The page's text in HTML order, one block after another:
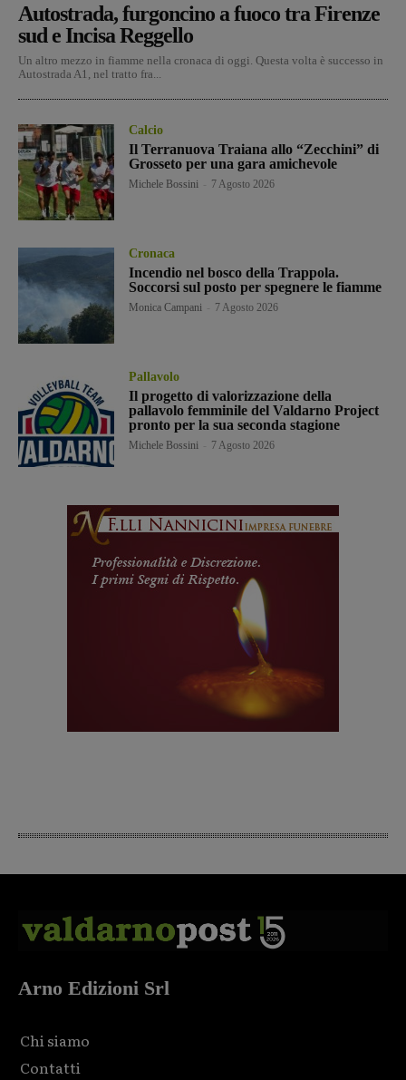
Autostrada, furgoncino a fuoco tra Firenze
sud e Incisa Reggello
Un altro mezzo in fiamme nella cronaca di oggi. Questa volta è successo in
Autostrada A1, nel tratto fra...
Calcio
Il Terranuova Traiana allo “Zecchini” di
Grosseto per una gara amichevole
Michele Bossini 7 Agosto 2026
Cronaca
Incendio nel bosco della Trappola.
Soccorsi sul posto per spegnere le fiamme
Monica Campani 7 Agosto 2026
Pallavolo
Il progetto di valorizzazione della
pallavolo femminile del Valdarno Project
pronto per la sua seconda stagione
Michele Bossini 7 Agosto 2026
Arno Edizioni Srl
Chi siamo
Contatti